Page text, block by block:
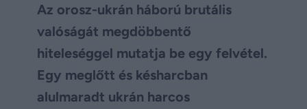
Az orosz-ukrán háború brutális
valóságát megdöbbentő
hiteleséggel mutatja be egy felvétel.
Egy meglőtt és késharcban
alulmaradt ukrán harcos